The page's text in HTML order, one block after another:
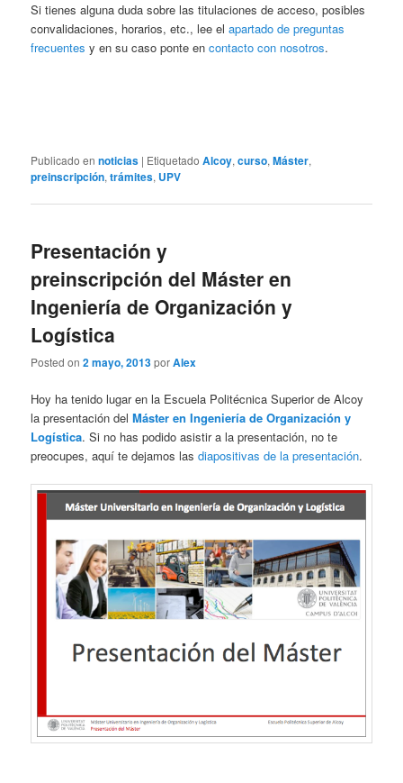
Si tienes alguna duda sobre las titulaciones de acceso, posibles
convalidaciones, horarios, etc., lee elapartado de preguntas
frecuentes y en su caso ponte encontacto con nosotros.
Publicado en noticias | Etiquetado Alcoy,curso,Máster,
preinscripción,trámites, UPV
Presentación y
preinscripción del Máster en
Ingeniería de Organización y
Logística
Posted on2 mayo, 2013porAlex
Hoy ha tenido lugar en la Escuela Politécnica Superior de Alcoy
la presentación delMáster en Ingeniería de Organización y
Logística. Si no has podido asistir a la presentación, no te
preocupes, aquí te dejamos lasdiapositivas de la presentación.